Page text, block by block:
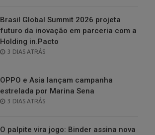
Brasil Global Summit 2026 projeta
futuro da inovação em parceria com a
Holding in.Pacto
POSTED
3 DIAS ATRÁS
OPPO e Asia lançam campanha
estrelada por Marina Sena
POSTED
3 DIAS ATRÁS
O palpite vira jogo: Binder assina nova